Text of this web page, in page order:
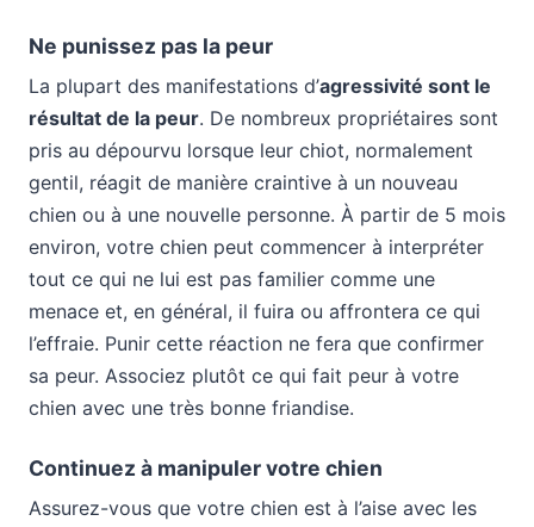
Ne punissez pas la peur
La plupart des manifestations d’agressivité sont le
résultat de la peur. De nombreux propriétaires sont
pris au dépourvu lorsque leur chiot, normalement
gentil, réagit de manière craintive à un nouveau
chien ou à une nouvelle personne. À partir de 5 mois
environ, votre chien peut commencer à interpréter
tout ce qui ne lui est pas familier comme une
menace et, en général, il fuira ou affrontera ce qui
l’effraie. Punir cette réaction ne fera que confirmer
sa peur. Associez plutôt ce qui fait peur à votre
chien avec une très bonne friandise.
Continuez à manipuler votre chien
Assurez-vous que votre chien est à l’aise avec les